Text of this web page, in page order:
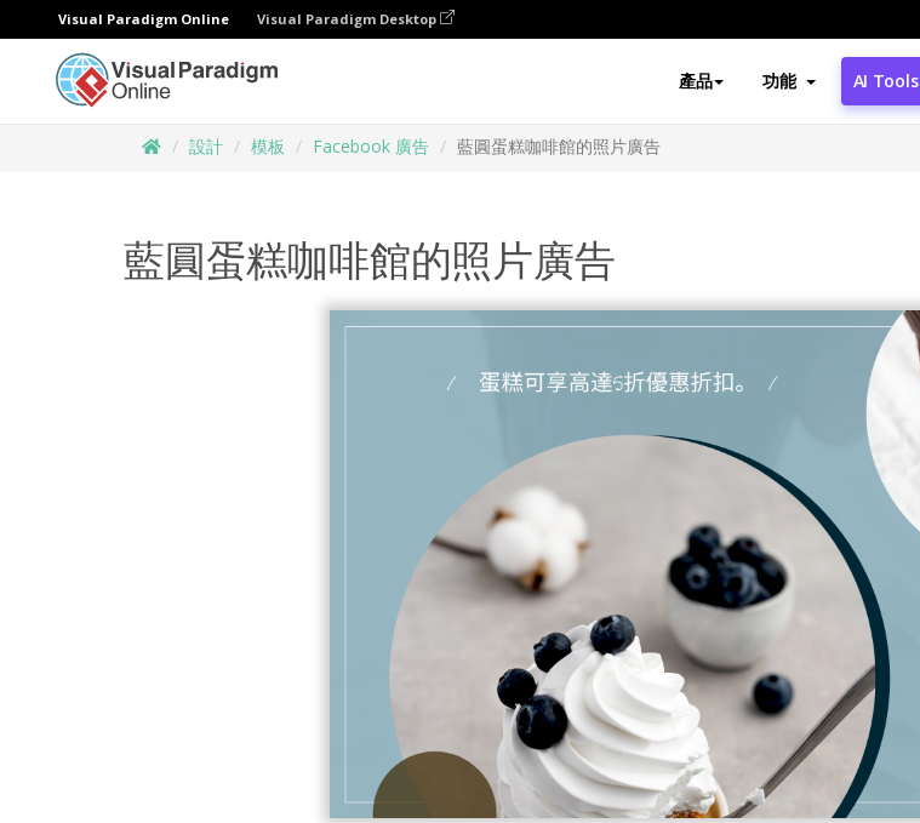
Visual Paradigm Online Visual Paradigm Desktop
產品 功能 AI Tools
設計 模板 Facebook 廣告 藍圓蛋糕咖啡館的照片廣告
藍圓蛋糕咖啡館的照片廣告